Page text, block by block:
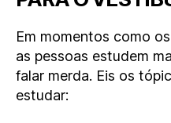
Em momentos como
as pessoas estudem
falar merda. Eis os
estudar: